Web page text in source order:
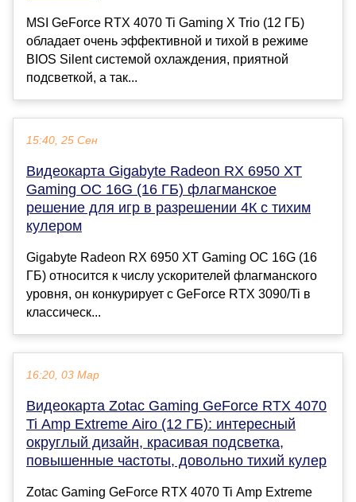
MSI GeForce RTX 4070 Ti Gaming X Trio (12 ГБ)
обладает очень эффективной и тихой в режиме
BIOS Silent системой охлаждения, приятной
подсветкой, а так...
15:40, 25 Сен
Видеокарта Gigabyte Radeon RX 6950 XT
Gaming OC 16G (16 ГБ) флагманское
решение для игр в разрешении 4К с тихим
кулером
Gigabyte Radeon RX 6950 XT Gaming OC 16G (16
ГБ) относится к числу ускорителей флагманского
уровня, он конкурирует с GeForce RTX 3090/Ti в
классическ...
16:20, 03 Мар
Видеокарта Zotac Gaming GeForce RTX 4070
Ti Amp Extreme Airo (12 ГБ): интересный
округлый дизайн, красивая подсветка,
повышенные частоты, довольно тихий кулер
Zotac Gaming GeForce RTX 4070 Ti Amp Extreme